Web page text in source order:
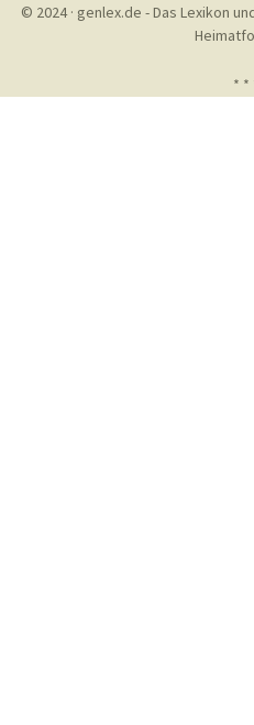
© 2024 · genlex.de - Das Lexikon
* *